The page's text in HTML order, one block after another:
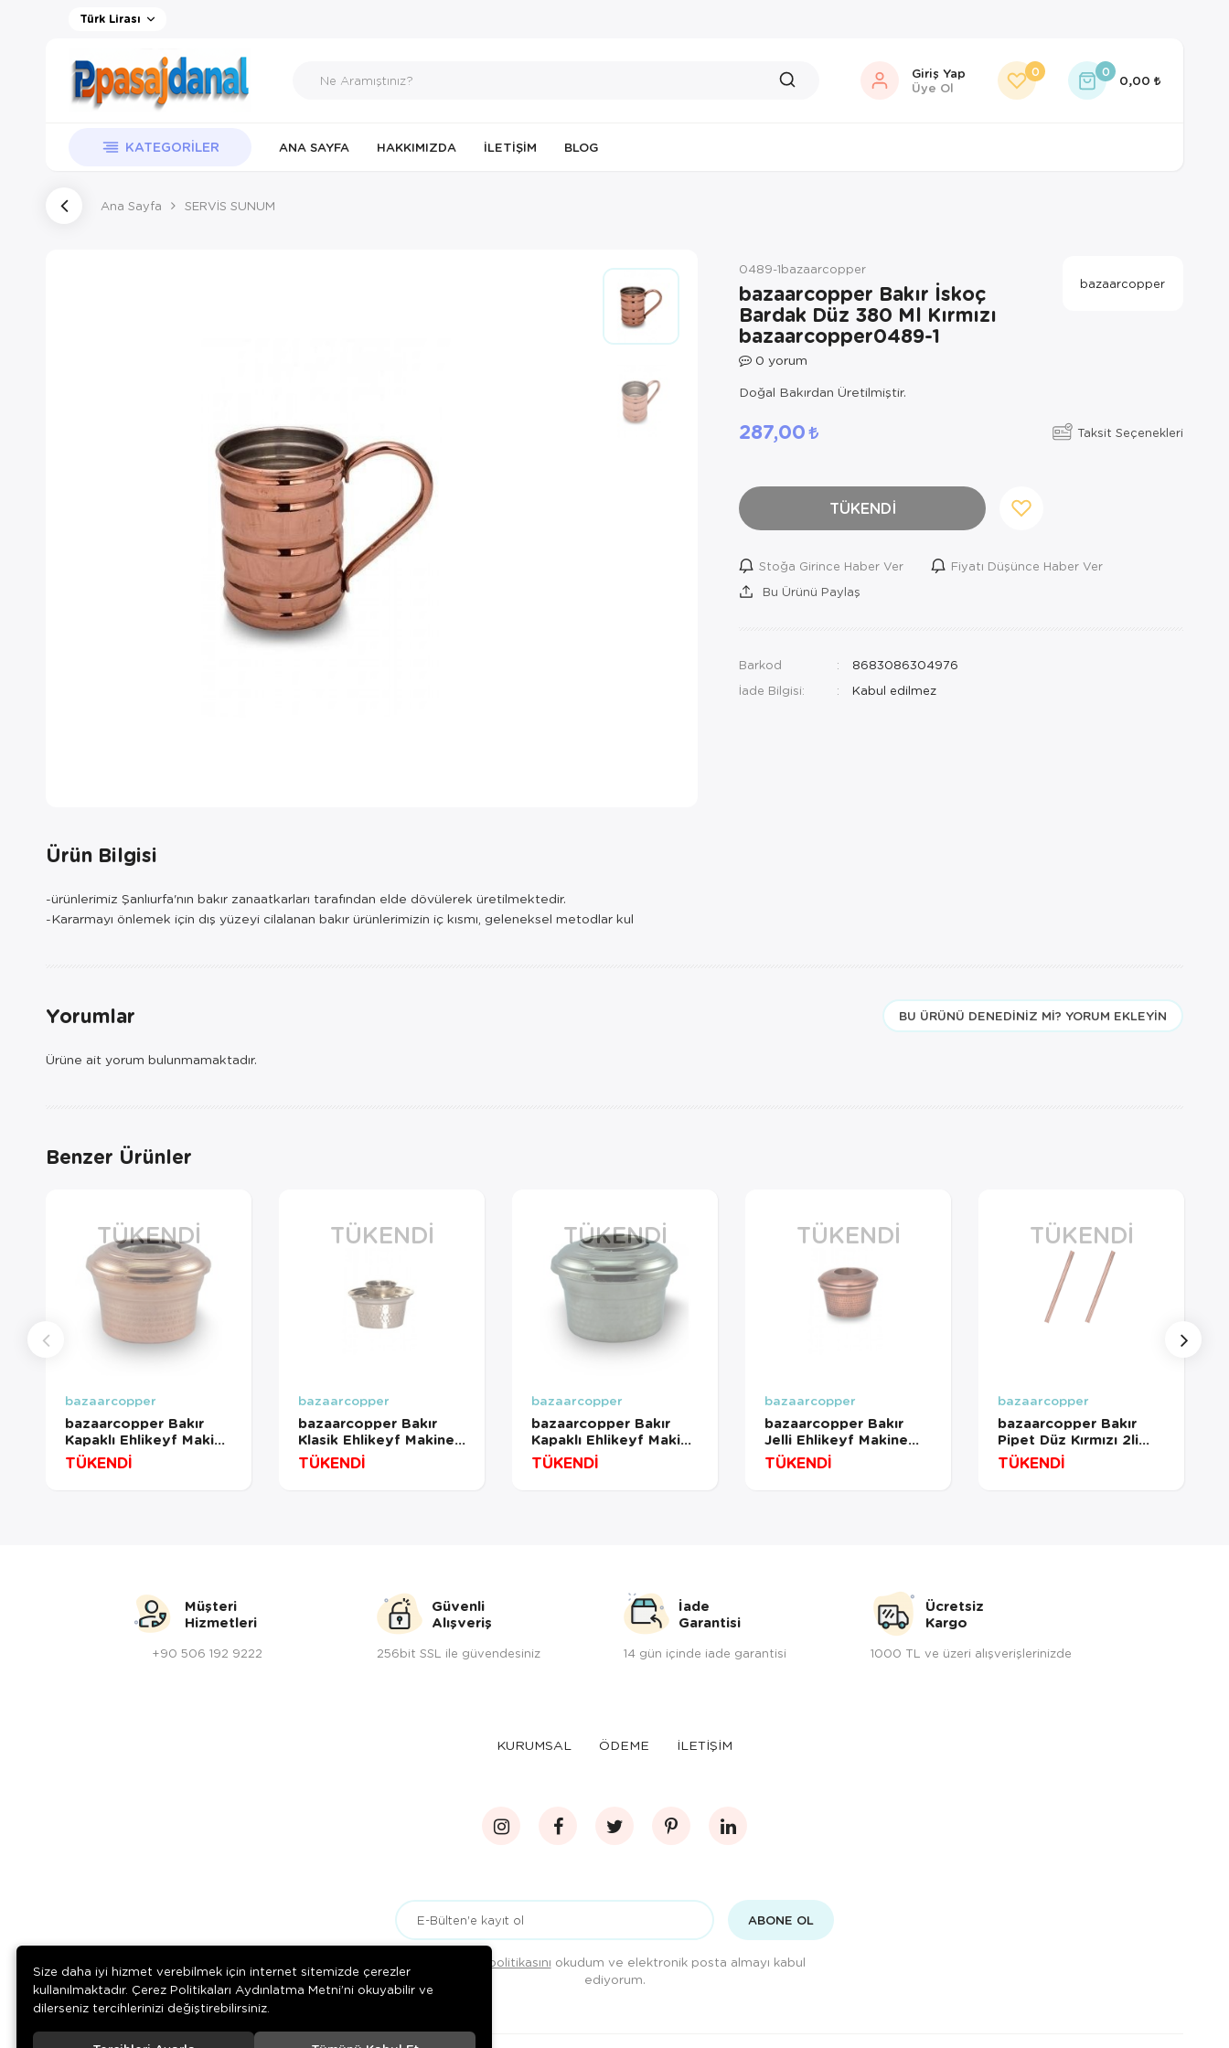
Türk Lirası
Giriş Yap
Üye Ol
0 0
0,00
KATEGORILER ANA SAYFA HAKKIMIZDA İLETIŞIM BLOG
Ana Sayfa SERVİS SUNUM
0489-1bazaarcopper
bazaarcopper Bakır İskoç
Bardak Düz 380 Ml Kırmızı
bazaarcopper0489-1
0 yorum
bazaarcopper
Doğal Bakırdan Üretilmiştir.
287,00 Taksit Seçenekleri
TÜKENDİ
Stoğa Girince Haber Ver
Fiyatı Düşünce Haber Ver
Bu Ürünü Paylaş
Barkod
8683086304976
İade Bilgisi:
Ürün Bilgisi
-ürünlerimiz Şanlıurfa'nın bakır zanaatkarları tarafından elde dövülerek üretilmektedir.
-Kararmayı önlemek için dış yüzeyi cilalanan bakır ürünlerimizin iç kısmı, geleneksel metodlar kul
Yorumlar BU ÜRÜNÜ DENEDINIZ MI? YORUM EKLEYIN
Ürüne ait yorum bulunmamaktadır.
Benzer Ürünler
TÜKENDI
bazaarcopper
bazaarcopper Bakır
Kapaklı Ehlikeyf Makine
Dövme 2li Takım
Kırmızı
TÜKENDİ
TÜKENDI
bazaarcopper
bazaarcopper Bakır
Klasik Ehlikeyf Makine
Dövme 6Lı Takım Nikel
bazaarcopper3300-62
TÜKENDİ
TÜKENDI
bazaarcopper
bazaarcopper Bakır
Kapaklı Ehlikeyf Makine
Dövme Nikel
bazaarcopper3302-2
TÜKENDİ
TÜKENDI
bazaarcopper
bazaarcopper Bakır
Jelli Ehlikeyf Makine
Dövme Oksit
bazaarcopper3303-3
TÜKENDİ
TÜKENDI
bazaarcopper
bazaarcopper Bakır
Pipet Düz Kırmızı 2li
Takım
bazaarcopper0506-21
TÜKENDİ
Müşteri
Hizmetleri
+90 506 192 9222
Güvenli
Alışveriş
256bit SSL ile güvendesiniz
İade
Garantisi
14 gün içinde iade garantisi
Ücretsiz
Kargo
1000 TL ve üzeri alışverişlerinizde
KURUMSAL ÖDEME İLETİŞİM
ABONE OL
Gizlilik politikasını okudum ve elektronik posta almayı kabul
ediyorum.
Size daha iyi hizmet verebilmek için internet sitemizde çerezler
kullanılmaktadır. Çerez Politikaları Aydınlatma Metni’ni okuyabilir ve
dilerseniz tercihlerinizi değiştirebilirsiniz.